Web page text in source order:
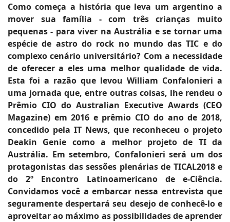
Como começa a história que leva um argentino a
mover sua família - com três crianças muito
pequenas - para viver na Austrália e se tornar uma
espécie de astro do rock no mundo das TIC e do
complexo cenário universitário? Com a necessidade
de oferecer a eles uma melhor qualidade de vida.
Esta foi a razão que levou William Confalonieri a
uma jornada que, entre outras coisas, lhe rendeu o
Prêmio CIO do Australian Executive Awards (CEO
Magazine) em 2016 e prêmio CIO do ano de 2018,
concedido pela IT News, que reconheceu o projeto
Deakin Genie como a melhor projeto de TI da
Austrália. Em setembro, Confalonieri será um dos
protagonistas das sessões plenárias de TICAL2018 e
do 2º Encontro Latinoamericano de e-Ciência.
Convidamos você a embarcar nessa entrevista que
seguramente despertará seu desejo de conhecê-lo e
aproveitar ao máximo as possibilidades de aprender